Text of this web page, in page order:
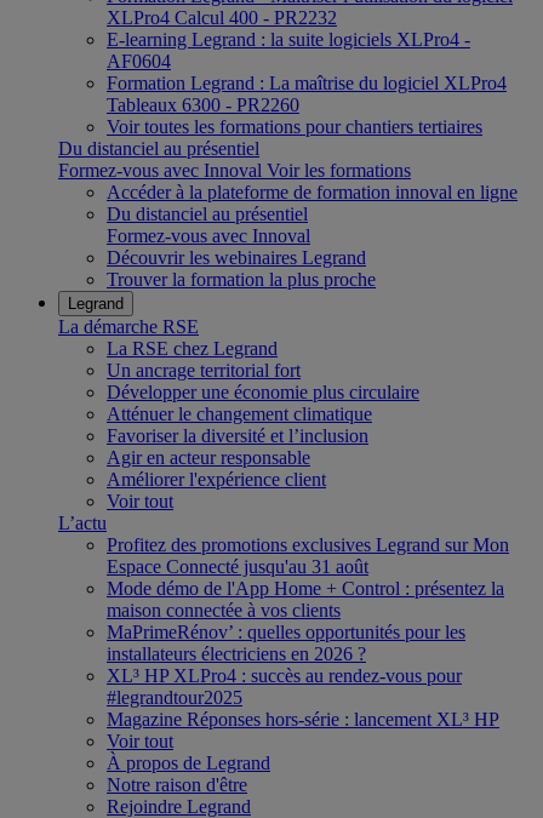
XLPro4 Calcul 400 - PR2232
E-learning Legrand : la suite logiciels XLPro4 -
AF0604
Formation Legrand : La maîtrise du logiciel XLPro4
Tableaux 6300 - PR2260
Voir toutes les formations pour chantiers tertiaires
Du distanciel au présentiel
Formez-vous avec Innoval Voir les formations
Accéder à la plateforme de formation innoval en ligne
Du distanciel au présentiel
Formez-vous avec Innoval
Découvrir les webinaires Legrand
Trouver la formation la plus proche
Legrand
La démarche RSE
La RSE chez Legrand
Un ancrage territorial fort
Développer une économie plus circulaire
Atténuer le changement climatique
Favoriser la diversité et l’inclusion
Agir en acteur responsable
Améliorer l'expérience client
Voir tout
L’actu
Profitez des promotions exclusives Legrand sur Mon
Espace Connecté jusqu'au 31 août
Mode démo de l'App Home + Control : présentez la
maison connectée à vos clients
MaPrimeRénov’ : quelles opportunités pour les
installateurs électriciens en 2026 ?
XL³ HP XLPro4 : succès au rendez-vous pour
#legrandtour2025
Magazine Réponses hors-série : lancement XL³ HP
Voir tout
À propos de Legrand
Notre raison d'être
Rejoindre Legrand